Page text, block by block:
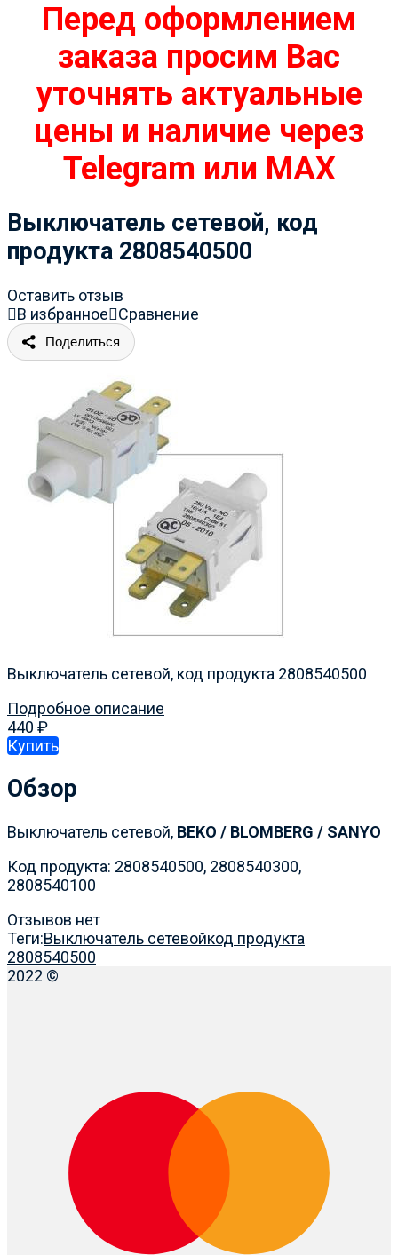
Перед оформлением
заказа просим Вас
уточнять актуальные
цены и наличие через
Telegram или MAX
Выключатель сетевой, код
продукта 2808540500
Оставить отзыв
В избранное
Сравнение
Поделиться
Выключатель сетевой, код продукта 2808540500
Подробное описание
440 ₽
Купить
Обзор
Выключатель сетевой, BEKO / BLOMBERG / SANYO
Код продукта: 2808540500, 2808540300,
2808540100
Отзывов нет
Теги:Выключатель сетевойкод продукта
2808540500
2022 ©